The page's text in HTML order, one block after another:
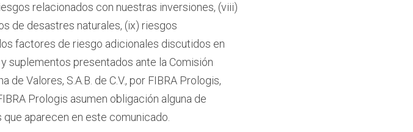
relacionados con nuestras inversiones, (viii)
de desastres naturales, (ix) riesgos
factores de riesgo adicionales discutidos en
suplementos presentados ante la Comisión
Valores, S.A.B. de C.V., por FIBRA Prologis,
Prologis asumen obligación alguna de
aparecen en este comunicado.